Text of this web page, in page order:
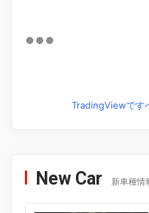
TradingViewです
New Car 新車種情